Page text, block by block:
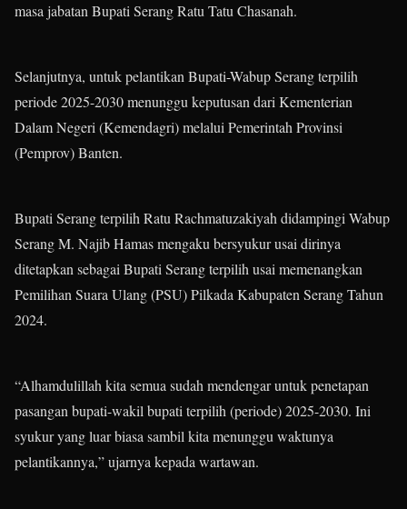
masa jabatan Bupati Serang Ratu Tatu Chasanah.
Selanjutnya, untuk pelantikan Bupati-Wabup Serang terpilih
periode 2025-2030 menunggu keputusan dari Kementerian
Dalam Negeri (Kemendagri) melalui Pemerintah Provinsi
(Pemprov) Banten.
Bupati Serang terpilih Ratu Rachmatuzakiyah didampingi Wabup
Serang M. Najib Hamas mengaku bersyukur usai dirinya
ditetapkan sebagai Bupati Serang terpilih usai memenangkan
Pemilihan Suara Ulang (PSU) Pilkada Kabupaten Serang Tahun
2024.
“Alhamdulillah kita semua sudah mendengar untuk penetapan
pasangan bupati-wakil bupati terpilih (periode) 2025-2030. Ini
syukur yang luar biasa sambil kita menunggu waktunya
pelantikannya,” ujarnya kepada wartawan.